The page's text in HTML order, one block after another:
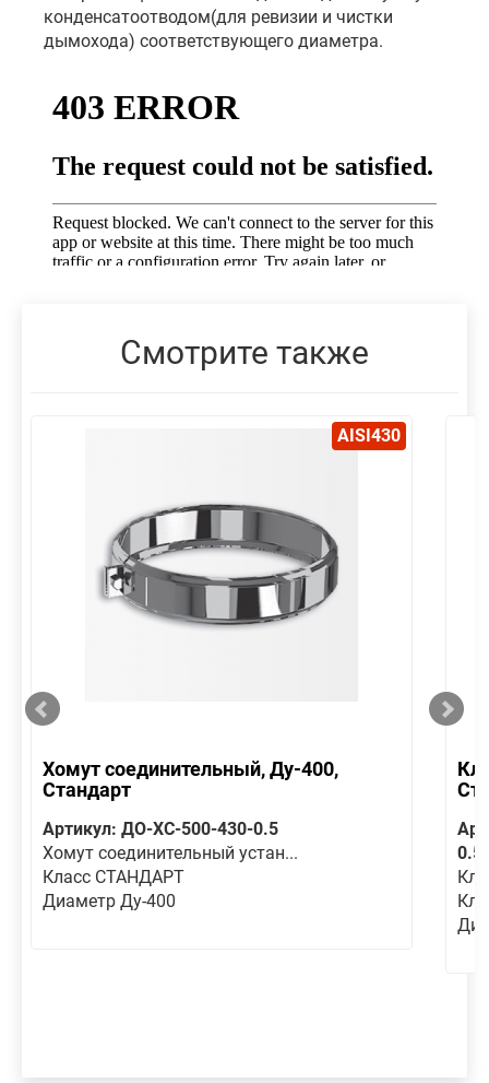
конденсатоотводом(для ревизии и чистки
дымохода) соответствующего диаметра.
Смотрите также
AISI430
Хомут соединительный, Ду-400,
Стандарт
Артикул: ДО-ХС-500-430-0.5
Хомут соединительный устан...
Класс СТАНДАРТ
Диаметр Ду-400